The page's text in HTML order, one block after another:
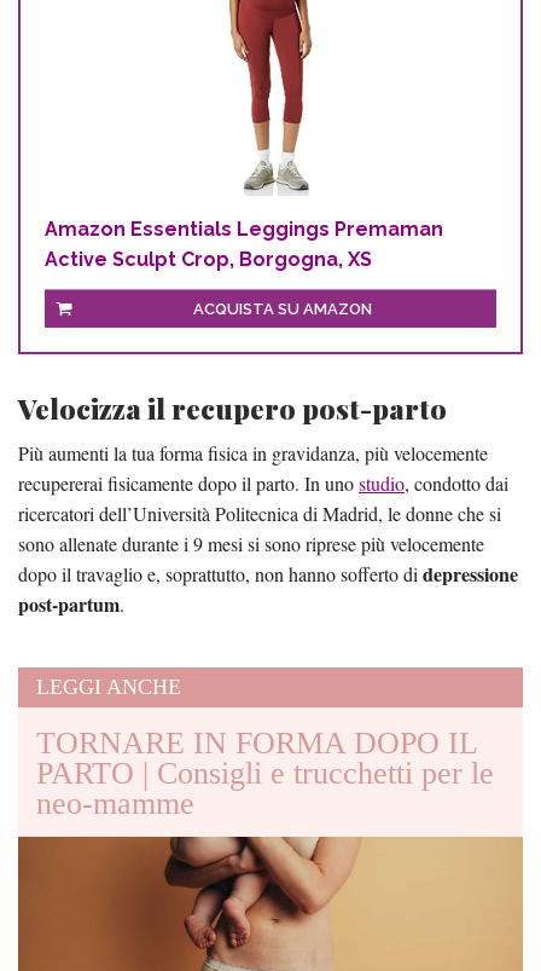
Amazon Essentials Leggings Premaman
Active Sculpt Crop, Borgogna, XS
ACQUISTA SU AMAZON
Velocizza il recupero post-parto
Più aumenti la tua forma fisica in gravidanza, più velocemente
recupererai fisicamente dopo il parto. In unostudio, condotto dai
ricercatori dell’Università Politecnica di Madrid, le donne che si
sono allenate durante i 9 mesi si sono riprese più velocemente
dopo il travaglio e, soprattutto, non hanno sofferto di depressione
post-partum.
LEGGI ANCHE
TORNARE IN FORMA DOPO IL
PARTO | Consigli e trucchetti per le
neo-mamme